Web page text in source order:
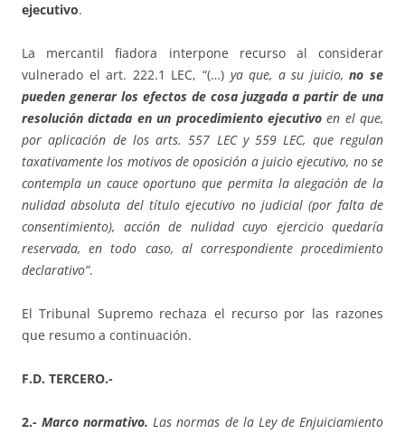
ejecutivo.
La mercantil fiadora interpone recurso al considerar
vulnerado el art. 222.1 LEC, “(…) ya que, a su juicio,no se
pueden generar los efectos de cosa juzgada a partir de una
resolución dictada en un procedimiento ejecutivoen el que,
por aplicación de los arts. 557 LEC y 559 LEC, que regulan
taxativamente los motivos de oposición a juicio ejecutivo, no se
contempla un cauce oportuno que permita la alegación de la
nulidad absoluta del título ejecutivo no judicial (por falta de
consentimiento), acción de nulidad cuyo ejercicio quedaría
reservada, en todo caso, al correspondiente procedimiento
declarativo”.
El Tribunal Supremo rechaza el recurso por las razones
que resumo a continuación.
F.D. TERCERO.-
2.-Marco normativo.Las normas de la Ley de Enjuiciamiento